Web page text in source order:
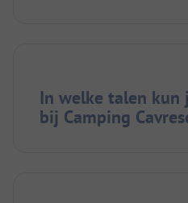
In welke talen kun
bij Camping